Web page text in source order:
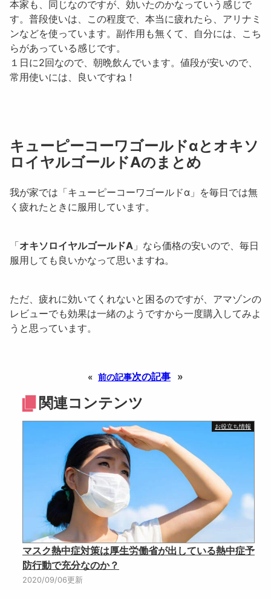
本家も、同じなのですが、効いたのかなっていう感じで
す。普段使いは、この程度で、本当に疲れたら、アリナミ
ンなどを使っています。副作用も無くて、自分には、こち
らがあっている感じです。
１日に2回なので、朝晩飲んでいます。値段が安いので、
常用使いには、良いですね！
キューピーコーワゴールドαとオキソ
ロイヤルゴールドAのまとめ
我が家では「キューピーコーワゴールドα」を毎日では無
く疲れたときに服用しています。
「オキソロイヤルゴールドA 」なら価格の安いので、毎日
服用しても良いかなって思いますね。
ただ、疲れに効いてくれないと困るのですが、アマゾンの
レビューでも効果は一緒のようですから一度購入してみよ
うと思っています。
« 前の記事次の記事 »
関連コンテンツ
お役立ち情報
マスク熱中症対策は厚生労働省が出している熱中症予
防行動で充分なのか？
2020/09/06更新